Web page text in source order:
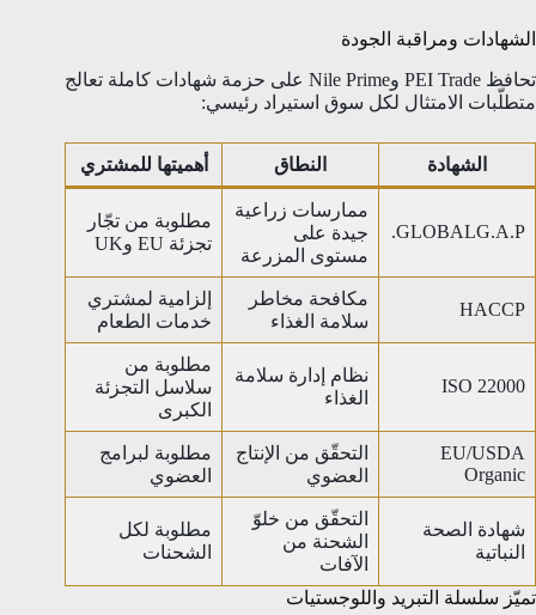
الشهادات ومراقبة الجودة
تحافظ PEI Trade وNile Prime على حزمة شهادات كاملة تعالج
متطلّبات الامتثال لكل سوق استيراد رئيسي:
الشهادة النطاق أهميتها للمشتري
GLOBALG.A.P.
ممارسات زراعية
جيدة على
مستوى المزرعة
مطلوبة من تجّار
تجزئة EU وUK
HACCP
مكافحة مخاطر
سلامة الغذاء
إلزامية لمشتري
خدمات الطعام
ISO 22000
نظام إدارة سلامة
الغذاء
مطلوبة من
سلاسل التجزئة
الكبرى
EU/USDA
Organic
التحقّق من الإنتاج
العضوي
مطلوبة لبرامج
العضوي
شهادة الصحة
النباتية
التحقّق من خلوّ
الشحنة من
الآفات
مطلوبة لكل
الشحنات
تميّز سلسلة التبريد واللوجستيات